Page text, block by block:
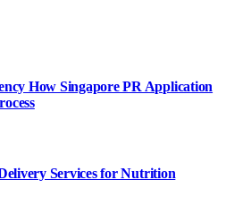
How Singapore PR Application
Services for Nutrition